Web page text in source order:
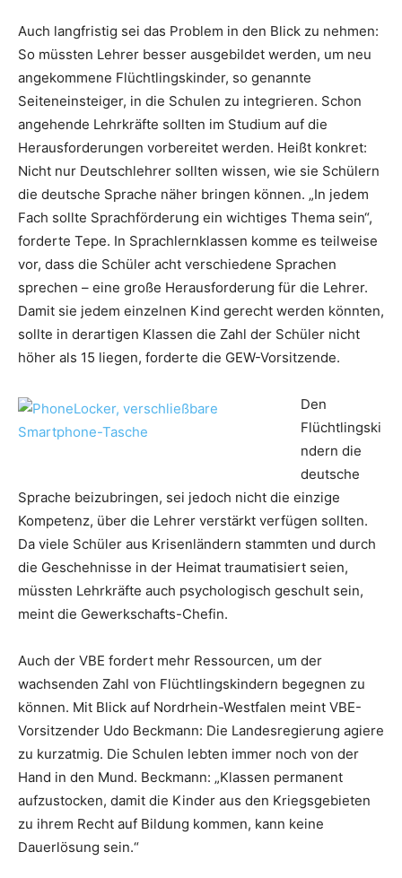
Auch langfristig sei das Problem in den Blick zu nehmen:
So müssten Lehrer besser ausgebildet werden, um neu
angekommene Flüchtlingskinder, so genannte
Seiteneinsteiger, in die Schulen zu integrieren. Schon
angehende Lehrkräfte sollten im Studium auf die
Herausforderungen vorbereitet werden. Heißt konkret:
Nicht nur Deutschlehrer sollten wissen, wie sie Schülern
die deutsche Sprache näher bringen können. „In jedem
Fach sollte Sprachförderung ein wichtiges Thema sein“,
forderte Tepe. In Sprachlernklassen komme es teilweise
vor, dass die Schüler acht verschiedene Sprachen
sprechen – eine große Herausforderung für die Lehrer.
Damit sie jedem einzelnen Kind gerecht werden könnten,
sollte in derartigen Klassen die Zahl der Schüler nicht
höher als 15 liegen, forderte die GEW-Vorsitzende.
Den
Flüchtlingski
ndern die
deutsche
Sprache beizubringen, sei jedoch nicht die einzige
Kompetenz, über die Lehrer verstärkt verfügen sollten.
Da viele Schüler aus Krisenländern stammten und durch
die Geschehnisse in der Heimat traumatisiert seien,
müssten Lehrkräfte auch psychologisch geschult sein,
meint die Gewerkschafts-Chefin.
Auch der VBE fordert mehr Ressourcen, um der
wachsenden Zahl von Flüchtlingskindern begegnen zu
können. Mit Blick auf Nordrhein-Westfalen meint VBE-
Vorsitzender Udo Beckmann: Die Landesregierung agiere
zu kurzatmig. Die Schulen lebten immer noch von der
Hand in den Mund. Beckmann: „Klassen permanent
aufzustocken, damit die Kinder aus den Kriegsgebieten
zu ihrem Recht auf Bildung kommen, kann keine
Dauerlösung sein.“